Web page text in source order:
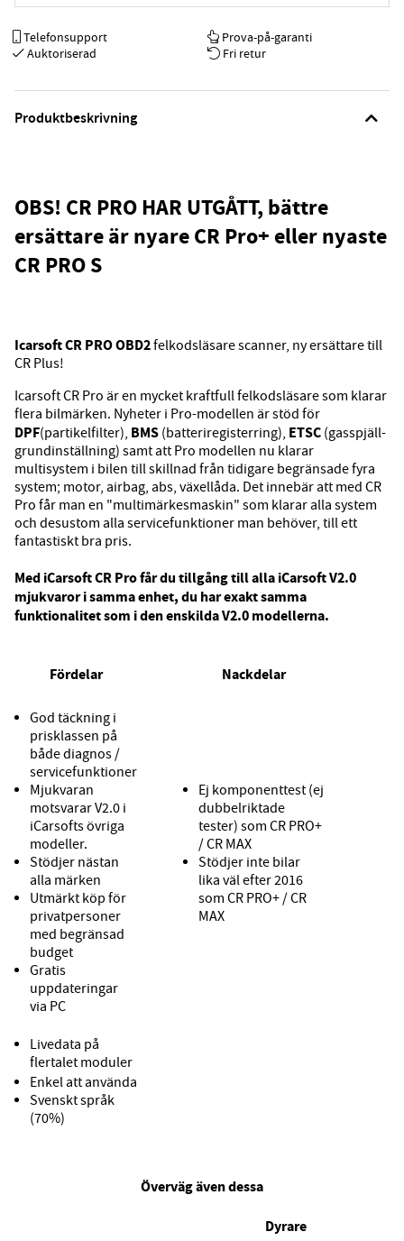
Telefonsupport
Prova-på-garanti
Auktoriserad
Fri retur
Produktbeskrivning
OBS! CR PRO HAR UTGÅTT, bättre
ersättare är nyareCR Pro+eller nyaste
CR PRO S
Icarsoft CR PRO OBD2felkodsläsare scanner, ny ersättare till
CR Plus!
Icarsoft CR Pro är en mycket kraftfull felkodsläsare som klarar
flera bilmärken. Nyheter i Pro-modellen är stöd för
DPF(partikelfilter), BMS (batteriregisterring), ETSC (gasspjäll-
grundinställning) samt att Pro modellen nu klarar
multisystem i bilen till skillnad från tidigare begränsade fyra
system; motor, airbag, abs, växellåda. Det innebär att med CR
Pro får man en "multimärkesmaskin" som klarar alla system
och desustom alla servicefunktioner man behöver, till ett
fantastiskt bra pris.
Med iCarsoft CR Pro får du tillgång till alla iCarsoft V2.0
mjukvaror i samma enhet, du har exakt samma
funktionalitet som i den enskilda V2.0 modellerna.
Fördelar Nackdelar
God täckning i
prisklassen på
både diagnos /
servicefunktioner
Mjukvaran
motsvarar V2.0 i
iCarsofts övriga
modeller.
Stödjer nästan
alla märken
Utmärkt köp för
privatpersoner
med begränsad
budget
Gratis
uppdateringar
via PC
Ej komponenttest (ej
dubbelriktade
tester) som CR PRO+
/CR MAX
Stödjer inte bilar
lika väl efter 2016
som CR PRO+ /CR
MAX
Livedata på
flertalet moduler
Enkel att använda
Svenskt språk
(70%)
Överväg även dessa
Dyrare